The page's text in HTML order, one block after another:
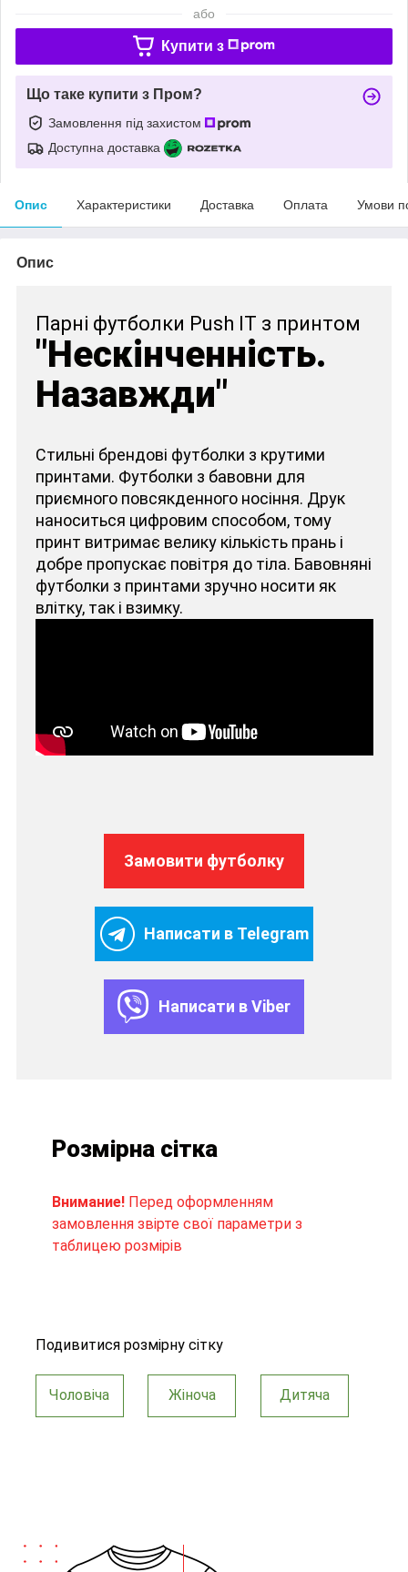
або
Купити з
Що таке купити з Пром?
Замовлення під захистом
Доступна доставка
Опис Характеристики Доставка Оплата Умови
Опис
Парні футболки Push IT з принтом
"Нескінченність.
Назавжди"
Стильні брендові футболки з крутими
принтами. Футболки з бавовни для
приємного повсякденного носіння. Друк
наноситься цифровим способом, тому
принт витримає велику кількість прань і
добре пропускає повітря до тіла. Бавовняні
футболки з принтами зручно носити як
влітку, так і взимку.
Замовити футболку
Написати в Telegram
Написати в Viber
Розмірна сітка
Внимание! Перед оформленням
замовлення звірте свої параметри з
таблицею розмірів
Подивитися розмірну сітку
Чоловіча Жіноча Дитяча